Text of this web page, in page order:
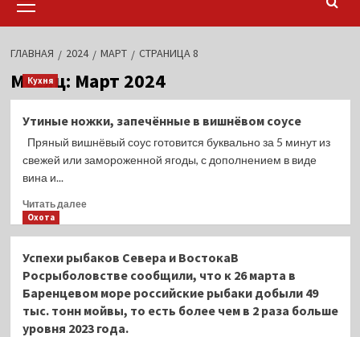
меню
ГЛАВНАЯ 2024 МАРТ СТРАНИЦА 8
Месяц: Март 2024
Кухня
Утиные ножки, запечённые в вишнёвом соусе
Пряный вишнёвый соус готовится буквально за 5 минут из
свежей или замороженной ягоды, с дополнением в виде
вина и...
Читать далееПрочитать
ножки,
запечённые
в
вишнёвом
соусе
Охота
Успехи рыбаков Севера и ВостокаВ
Росрыболовстве сообщили, что к 26 марта в
Баренцевом море российские рыбаки добыли 49
тыс. тонн мойвы, то есть более чем в 2 раза больше
уровня 2023 года.